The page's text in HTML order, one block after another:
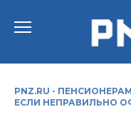
PNZ.RU - ПЕНСИОНЕРАМ
ЕСЛИ НЕПРАВИЛЬНО